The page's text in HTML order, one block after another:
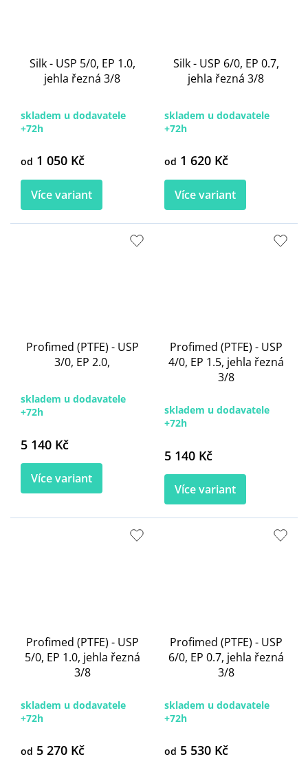
Silk - USP 5/0, EP 1.0,
jehla řezná 3/8
skladem u dodavatele
+72h
od 1 050 Kč
Více variant
Silk - USP 6/0, EP 0.7,
jehla řezná 3/8
skladem u dodavatele
+72h
od 1 620 Kč
Více variant
Profimed (PTFE) - USP
3/0, EP 2.0,
skladem u dodavatele
+72h
5 140 Kč
Více variant
Profimed (PTFE) - USP
4/0, EP 1.5, jehla řezná
3/8
skladem u dodavatele
+72h
5 140 Kč
Více variant
Profimed (PTFE) - USP
5/0, EP 1.0, jehla řezná
3/8
skladem u dodavatele
+72h
od 5 270 Kč
Profimed (PTFE) - USP
6/0, EP 0.7, jehla řezná
3/8
skladem u dodavatele
+72h
od 5 530 Kč